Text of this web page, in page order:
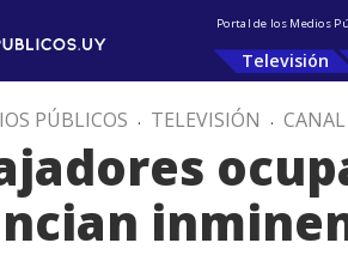
Portal de los Medios
Televisión
PÚBLICOS . TELEVISIÓN .